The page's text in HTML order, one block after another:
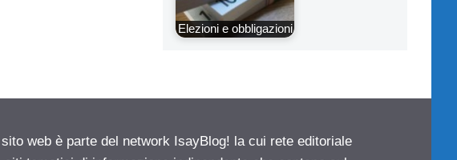
Elezioni e obbligazioni
web è parte del network IsayBlog! la cui rete editoriale